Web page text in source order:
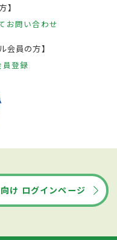
】
お問い合わせ
会員の方】
員登録
け ログインページ